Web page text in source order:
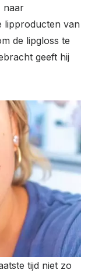
naar
lipproducten van
de lipgloss te
geeft hij
tijd niet zo